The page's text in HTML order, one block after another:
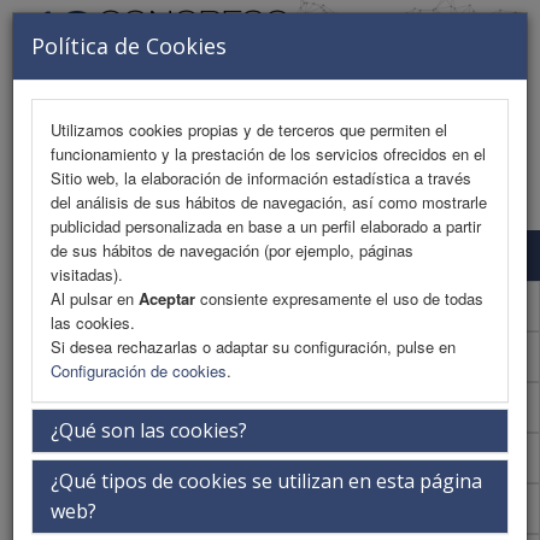
Política de Cookies
Utilizamos cookies propias y de terceros que permiten el
funcionamiento y la prestación de los servicios ofrecidos en el
Sitio web, la elaboración de información estadística a través
del análisis de sus hábitos de navegación, así como mostrarle
publicidad personalizada en base a un perfil elaborado a partir
de sus hábitos de navegación (por ejemplo, páginas
visitadas).
Al pulsar en Aceptar consiente expresamente el uso de todas
las cookies.
Si desea rechazarlas o adaptar su configuración, pulse en
Configuración de cookies.
¿Qué son las cookies?
¿Qué tipos de cookies se utilizan en esta página
web?
MENU
Programa Científico
Programa Científico (PDF)
Cronograma Programa Científico
Normativa comunicaciones
Normativa comunicaciones (PDF)
Envío de comunicaciones